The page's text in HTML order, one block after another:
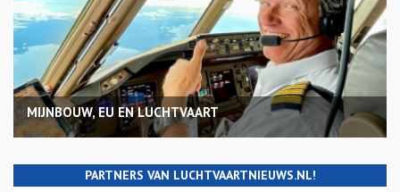
MIJNBOUW, EU EN LUCHTVAART
PARTNERS VAN LUCHTVAARTNIEUWS.NL!